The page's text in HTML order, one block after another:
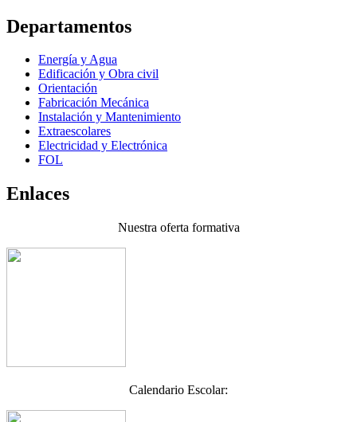
Departamentos
Energía y Agua
Edificación y Obra civil
Orientación
Fabricación Mecánica
Instalación y Mantenimiento
Extraescolares
Electricidad y Electrónica
FOL
Enlaces
Nuestra oferta formativa
Calendario Escolar: